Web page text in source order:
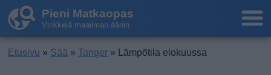
Pieni Matkaopas
Vinkkejä maailman ääriin
Etusivu » Sää »Tanger » Lämpötila elokuussa